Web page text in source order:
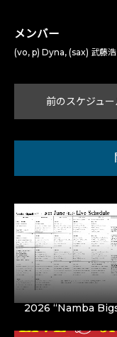
メンバー
(vo, p) Dyna, (sax) 武藤
前のスケジュ
2026 “Namba